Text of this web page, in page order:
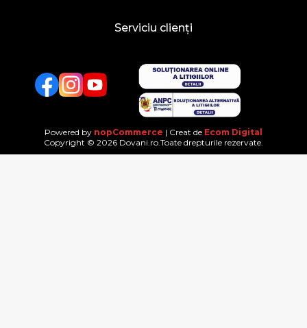
Serviciu clienți
FacebookTwitterYouTube
Powered by nopCommerce | Creat de Ecom Digital
Copyright © 2026 Dovani.ro.Toate drepturile rezervate.